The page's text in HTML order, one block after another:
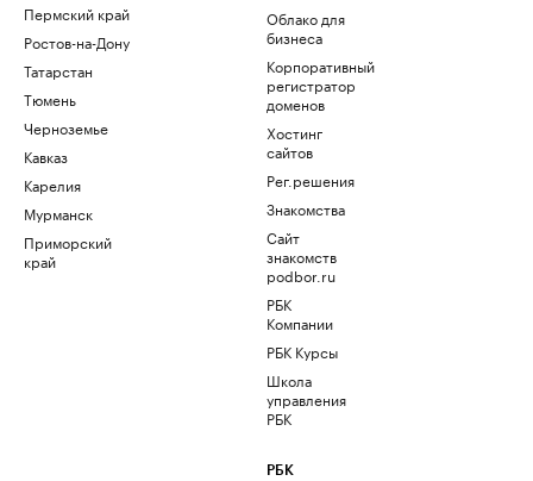
Пермский край
Ростов-на-Дону
Татарстан
Тюмень
Черноземье
Кавказ
Карелия
Мурманск
Приморский
край
Облако для
бизнеса
Корпоративный
регистратор
доменов
Хостинг
сайтов
Рег.решения
Знакомства
Сайт
знакомств
podbor.ru
РБК
Компании
РБК Курсы
Школа
управления
РБК
РБК